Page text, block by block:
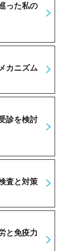
った私の
カニズム
診を検討
査と対策
と免疫力